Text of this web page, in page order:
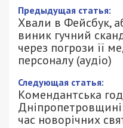
Предыдущая статья:
Хвали в Фейсбук,
виник гучний
через погрози її
персоналу (аудіо)
Следующая статья:
Комендантська
час новорічних